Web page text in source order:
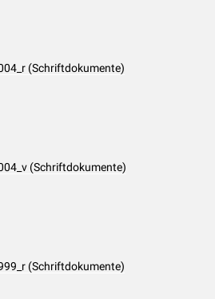
(Schriftdokumente)
(Schriftdokumente)
(Schriftdokumente)